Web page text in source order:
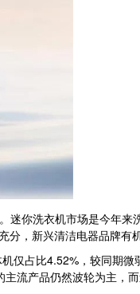
你洗衣机市场是今年来
，新兴清洁电器品牌有
占比4.52%，较同期微
流产品仍然波轮为主，